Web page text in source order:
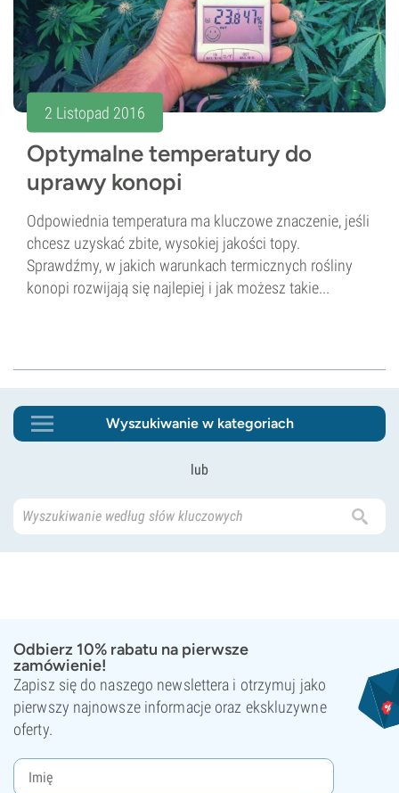
2 Listopad 2016
Optymalne temperatury do
uprawy konopi
Odpowiednia temperatura ma kluczowe znaczenie, jeśli
chcesz uzyskać zbite, wysokiej jakości topy.
Sprawdźmy, w jakich warunkach termicznych rośliny
konopi rozwijają się najlepiej i jak możesz takie...
Wyszukiwanie w kategoriach
lub
Odbierz 10% rabatu na pierwsze
zamówienie!
Zapisz się do naszego newslettera i otrzymuj jako
pierwszy najnowsze informacje oraz ekskluzywne
oferty.